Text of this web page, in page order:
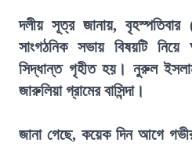
দলীয় সূত্র জানায়,
সাংগঠনিক সভায় বিষয়টি
সিদ্ধান্ত গৃহীত হয়। নুরুল
জারুলিয়া গ্রামের বাসিন্দা।
জানা গেছে, কয়েক দিন আগে